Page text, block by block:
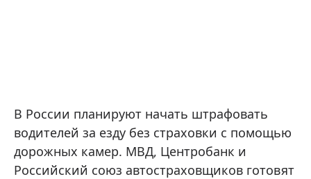
В России планируют начать штрафовать
водителей за езду без страховки с помощью
дорожных камер. МВД, Центробанк и
Российский союз автостраховщиков готовят